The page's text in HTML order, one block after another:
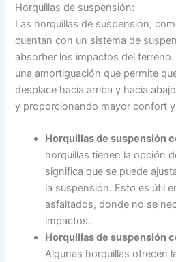
Horquillas de suspensión:
Las horquillas de suspensión,
cuentan con un sistema de
absorber los impactos del
una amortiguación que permite
desplace hacia arriba y hacia
y proporcionando mayor confort
Horquillas de suspensión
horquillas tienen la opción
significa que se puede
la suspensión. Esto es útil
asfaltados, donde no se
impactos.
Horquillas de suspensión
Algunas horquillas ofrecen